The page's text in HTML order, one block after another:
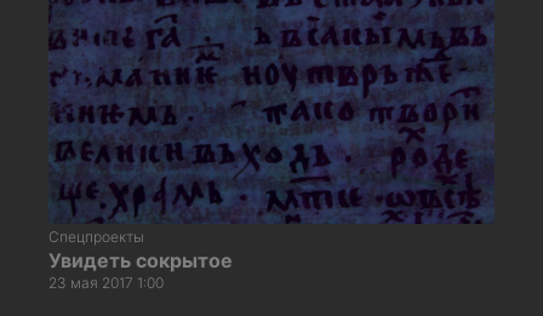
Спецпроекты
Увидеть сокрытое
23 мая 2017 1:00